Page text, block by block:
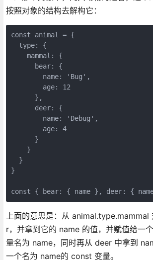
按照对象的结构去解构它：
const animal = {
  type: {
    mammal: {
      bear: {
        name: 'Bug',
        age: 12
      },
      deer: {
        name: 'Debug',
        age: 4
      }
    }
  }
}
const { bear: { name }, deer: {
上面的意思是：从 animal.type.mammal
r，并拿到它的 name 的值，并赋值给一
量名为 name，同时再从 deer 中拿到
一个名为 name的 const 变量。